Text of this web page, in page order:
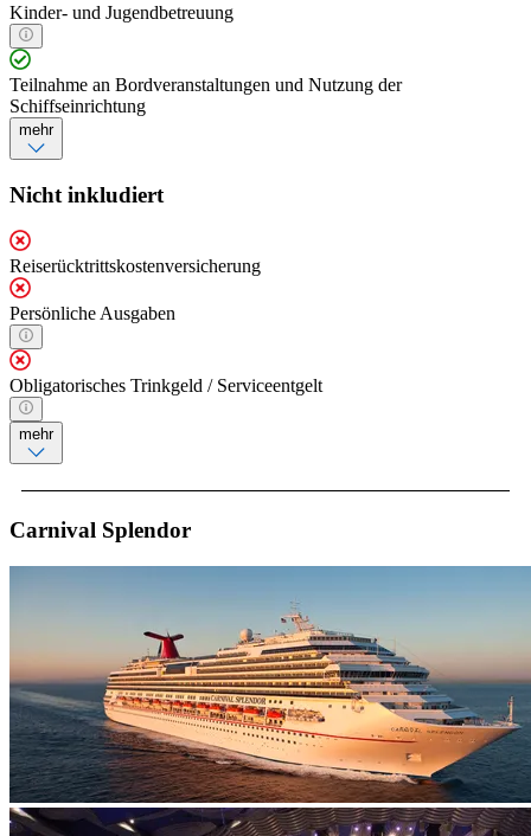
Kinder- und Jugendbetreuung
Teilnahme an Bordveranstaltungen und Nutzung der
Schiffseinrichtung
mehr
Nicht inkludiert
Reiserücktrittskostenversicherung
Persönliche Ausgaben
Obligatorisches Trinkgeld / Serviceentgelt
mehr
Carnival Splendor